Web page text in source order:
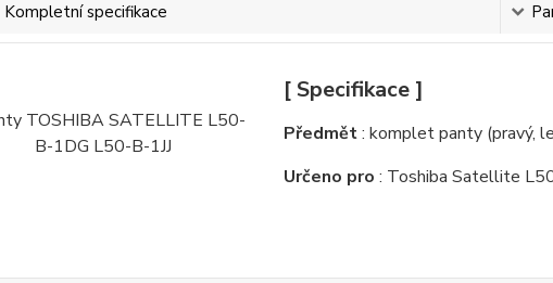
Kompletní specifikace
[ Specifikace ]
Předmět: komplet panty (pravý,
Určeno pro : Toshiba Satellite